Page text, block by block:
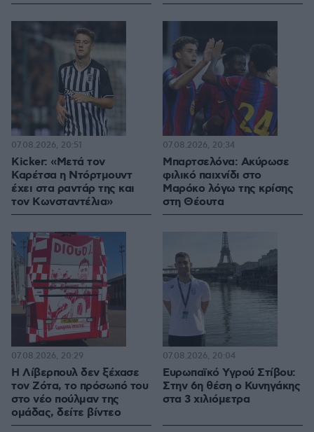
Kicker: «Μετά τον
Καρέτσα η Ντόρτμουντ
έχει στα ραντάρ της και
τον Κωνσταντέλια»
07.08.2026, 20:51
Μπαρτσελόνα: Ακύρωσε
φιλικό παιχνίδι στο
Μαρόκο λόγω της κρίσης
στη Θέουτα
07.08.2026, 20:34
Η Λίβερπουλ δεν ξέχασε
τον Ζότα, το πρόσωπό του
στο νέο πούλμαν της
ομάδας, δείτε βίντεο
07.08.2026, 20:29
Ευρωπαϊκό Υγρού Στίβου:
Στην 6η θέση ο Κυνηγάκης
στα 3 χιλιόμετρα
07.08.2026, 20:04